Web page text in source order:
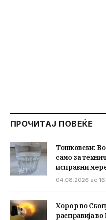
ПРОЧИТАЈ ПОВЕЌЕ
Тошковски:
само за
исправни
04.08.2026 во
Хорор во
расправија во